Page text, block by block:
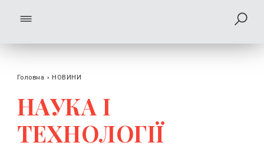
Головна › НОВИНИ
НАУКА І
ТЕХНОЛОГІЇ